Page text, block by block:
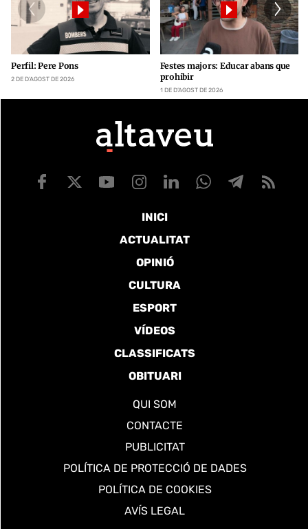
Perfil: Pere Pons
2 DE D’AGOST DE 2026
Festes majors: Educar abans que
prohibir
1 DE D’AGOST DE 2026
INICI
ACTUALITAT
OPINIÓ
CULTURA
ESPORT
VÍDEOS
CLASSIFICATS
OBITUARI
QUI SOM
CONTACTE
PUBLICITAT
POLÍTICA DE PROTECCIÓ DE DADES
POLÍTICA DE COOKIES
AVÍS LEGAL